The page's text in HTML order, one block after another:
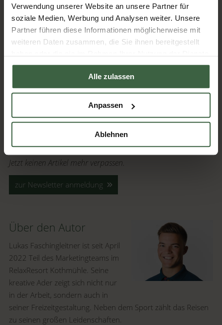
Verwendung unserer Website an unsere Partner für
soziale Medien, Werbung und Analysen weiter. Unsere
Partner führen diese Informationen möglicherweise mit
weiteren Daten zusammen, die Sie ihnen bereitgestellt
gesammelt haben.
Alle zulassen
Anpassen
Ablehnen
Betriebsausflug nach Amalfi >>
Fotocredits: RelaxResort Kothmühle
Jetzt keinen Artikel mehr verpassen.
zur Newsletter anmeldung
Über den Autor
Lukas Faschingleitner ist seit April
2022 Teil des Marketingteams im
RelaxResort Kothmühle. Seine
kreative Ader zeigt sich nicht nur
in der Arbeit, sondern auch in
seiner Freizeitgestaltung. Neben dem Sport zählt das Reisen
zu seinen großen Leidenschaften.